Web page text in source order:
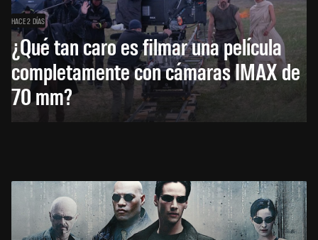
HACE 2 DÍAS
¿Qué tan caro es filmar una película
completamente con cámaras IMAX de
70 mm?